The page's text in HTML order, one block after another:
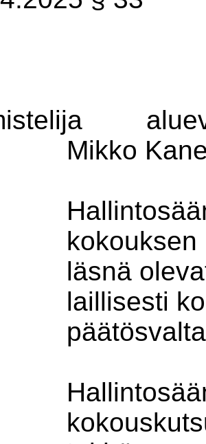
Mikko
läsnä
laillisesti